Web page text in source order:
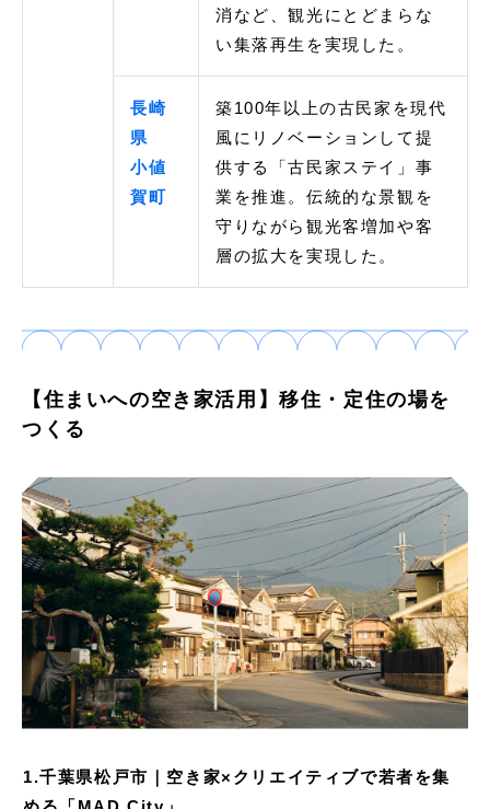
消など、観光にとどまらな
い集落再生を実現した。
長崎
県
小値
賀町
築100年以上の古民家を現代
風にリノベーションして提
供する「古民家ステイ」事
業を推進。伝統的な景観を
守りながら観光客増加や客
層の拡大を実現した。
【住まいへの空き家活用】移住・定住の場を
つくる
1.千葉県松戸市｜空き家×クリエイティブで若者を集